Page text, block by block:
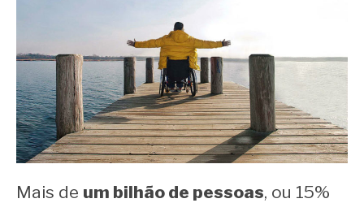
Mais de um bilhão de pessoas, ou 15%